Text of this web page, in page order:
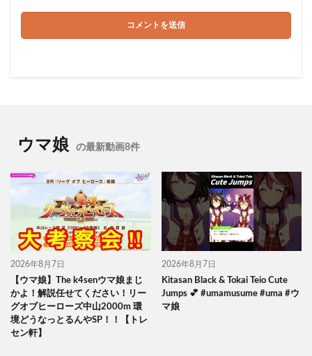
ウマ娘 の最新動画8件
2026年8月7日
【ウマ娘】The k4senウマ娘まじ
かよ！解説任せてください！リー
グオブヒーローズ中山2000m 環
境どうなっとるんやSP！！【トレ
セン軒】
2026年8月7日
Kitasan Black & Tokai Teio Cute
Jumps 💕 #umamusume #uma #ウ
マ娘